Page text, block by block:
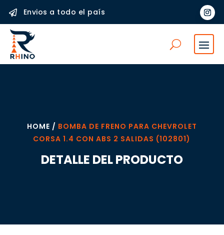
 Envios a todo el país
HOME / BOMBA DE FRENO PARA CHEVROLET
CORSA 1.4 CON ABS 2 SALIDAS (102801)
DETALLE DEL PRODUCTO